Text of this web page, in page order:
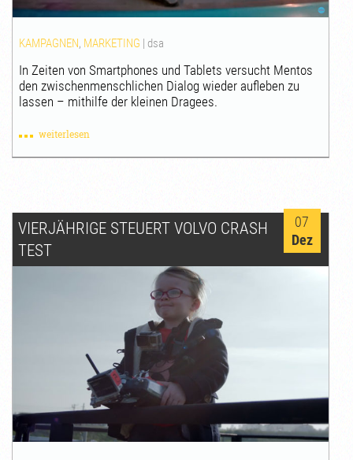
KAMPAGNEN, MARKETING | dsa
In Zeiten von Smartphones und Tablets versucht Mentos
den zwischenmenschlichen Dialog wieder aufleben zu
lassen – mithilfe der kleinen Dragees.
weiterlesen
VIERJÄHRIGE STEUERT VOLVO CRASH
TEST
07
Dez